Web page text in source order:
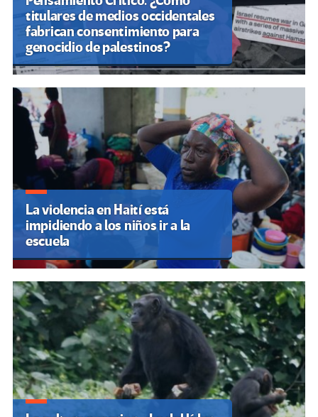
titulares de medios occidentales
fabrican consentimiento para
genocidio de palestinos?
La violencia en Haití está
impidiendo a los niños ir a la
escuela